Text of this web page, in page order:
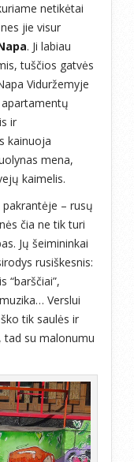
netikėtai
jie visur
. Ji labiau
tuščios gatvės
Viduržemyje
ir
kainuoja
mena,
kaimelis.
– rusų
čia ne tik turi
Jų šeimininkai
rusiškesnis:
“barščiai”,
Verslui
tik saulės ir
tad su malonumu